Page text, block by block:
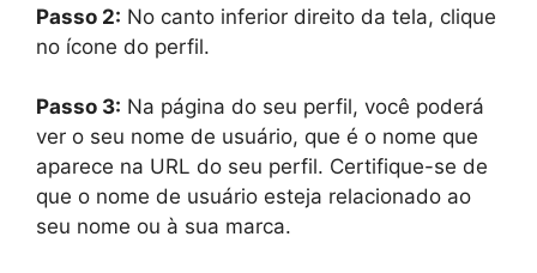
Passo 2: No canto inferior direito da tela, clique
no ícone do perfil.
Passo 3: Na página do seu perfil, você poderá
ver o seu nome de usuário, que é o nome que
aparece na URL do seu perfil. Certifique-se de
que o nome de usuário esteja relacionado ao
seu nome ou à sua marca.